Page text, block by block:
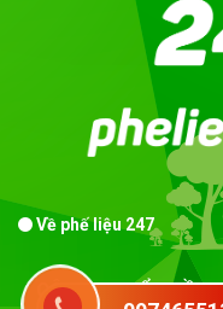
Về phế liệu 247
CÔNG TY CỔ